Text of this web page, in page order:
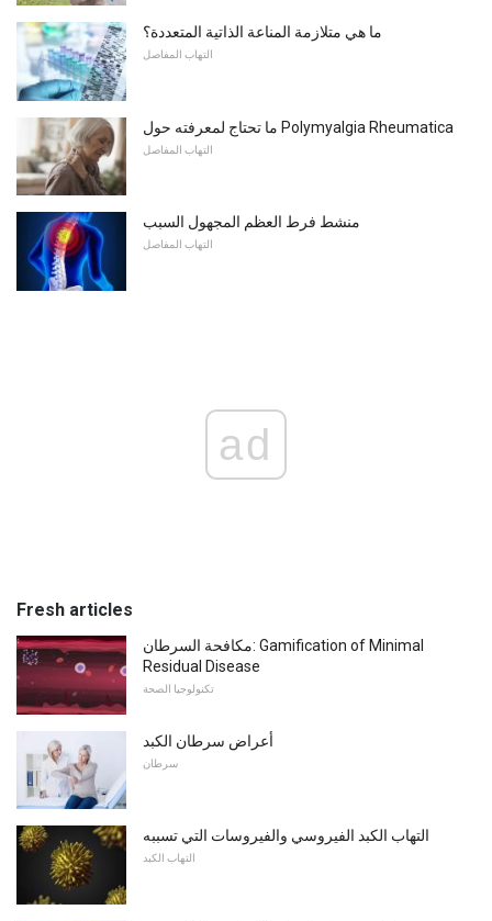
ما هي متلازمة المناعة الذاتية المتعددة؟
التهاب المفاصل
ما تحتاج لمعرفته حول Polymyalgia Rheumatica
التهاب المفاصل
منشط فرط العظم المجهول السبب
التهاب المفاصل
ad
Fresh articles
مكافحة السرطان: Gamification of Minimal
Residual Disease
تكنولوجيا الصحة
أعراض سرطان الكبد
سرطان
التهاب الكبد الفيروسي والفيروسات التي تسببه
التهاب الكبد